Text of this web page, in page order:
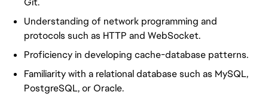
Understanding of network programming and
protocols such as HTTP and WebSocket.
Proficiency in developing cache-database patterns.
Familiarity with a relational database such as MySQL,
PostgreSQL, or Oracle.